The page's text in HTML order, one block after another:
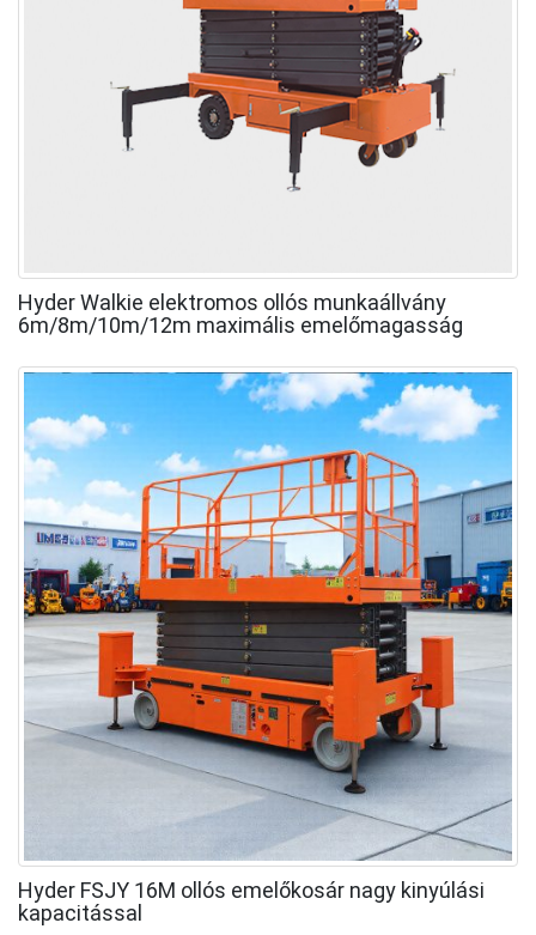
Hyder Walkie elektromos ollós munkaállvány
6m/8m/10m/12m maximális emelőmagasság
Hyder FSJY 16M ollós emelőkosár nagy kinyúlási
kapacitással